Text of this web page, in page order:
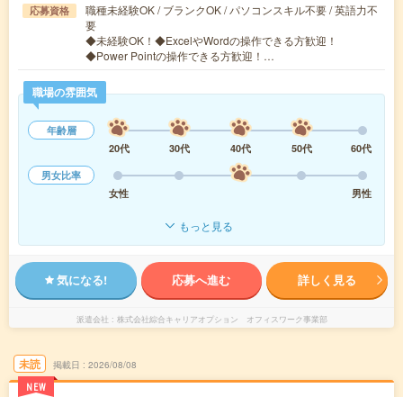
応募資格
職種未経験OK / ブランクOK / パソコンスキル不要 / 英語力不
要
◆未経験OK！◆ExcelやWordの操作できる方歓迎！
◆Power Pointの操作できる方歓迎！…
職場の雰囲気
年齢層
20代
30代 40代 50代
60代
男女比率
女性
男性
もっと見る
気になる! 応募へ進む 詳しく見る
派遣会社 株式会社綜合キャリアオプション オフィスワーク事業部
未読
NEW
掲載日 2026/08/08